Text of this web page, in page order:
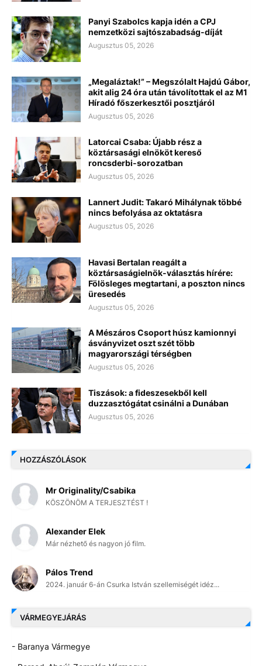
Panyi Szabolcs kapja idén a CPJ
nemzetközi sajtószabadság-díját
Augusztus 05, 2026
„Megaláztak!” – Megszólalt Hajdú Gábor,
akit alig 24 óra után távolítottak el az M1
Híradó főszerkesztői posztjáról
Augusztus 05, 2026
Latorcai Csaba: Újabb rész a
köztársasági elnököt kereső
roncsderbi-sorozatban
Augusztus 05, 2026
Lannert Judit: Takaró Mihálynak többé
nincs befolyása az oktatásra
Augusztus 05, 2026
Havasi Bertalan reagált a
köztársaságielnök-választás hírére:
Fölösleges megtartani, a poszton nincs
üresedés
Augusztus 05, 2026
A Mészáros Csoport húsz kamionnyi
ásványvizet oszt szét több
magyarországi térségben
Augusztus 05, 2026
Tiszások: a fideszesekből kell
duzzasztógátat csinálni a Dunában
Augusztus 05, 2026
HOZZÁSZÓLÁSOK
Mr Originality/Csabika
KÖSZÖNÖM A TERJESZTÉST !
Alexander Elek
Már nézhető és nagyon jó film.
Pálos Trend
2024. január 6-án Csurka István szellemiségét idéz...
VÁRMEGYEJÁRÁS
- Baranya Vármegye